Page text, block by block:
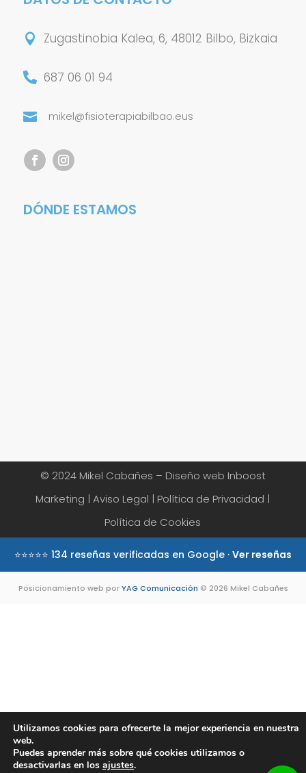
 Zugastinobia Kalea, 6, 48012 Bilbo, Bizkaia
 687 06 01 94
 mikel@fisioterapiabilbao.eus
DÓNDE ESTAMOS
© 2024 Mikel Cabañes – Diseño web Inboost
Marketing |Aviso Legal | Política de Privacidad |
Política de Cookies
Utilizamos cookies para ofrecerte la mejor experiencia en nuestra
web.
Puedes aprender más sobre qué cookies utilizamos o
desactivarlas en los ajustes.
⭐⭐⭐⭐⭐ 134 reseñas verificadas en Google · Ver reseñas
Posicionamiento web porYAG Comunicación © 2026 Mikel Cabañes